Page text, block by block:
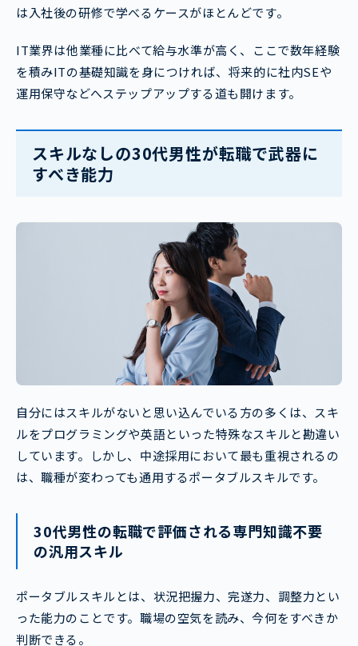
は入社後の研修で学べるケースがほとんどです。
IT業界は他業種に比べて給与水準が高く、ここで数年経験
を積みITの基礎知識を身につければ、将来的に社内SEや
運用保守などへステップアップする道も開けます。
スキルなしの30代男性が転職で武器に
すべき能力
自分にはスキルがないと思い込んでいる方の多くは、スキ
ルをプログラミングや英語といった特殊なスキルと勘違い
しています。しかし、中途採用において最も重視されるの
は、職種が変わっても通用するポータブルスキルです。
30代男性の転職で評価される専門知識不要
の汎用スキル
ポータブルスキルとは、状況把握力、完遂力、調整力とい
った能力のことです。職場の空気を読み、今何をすべきか
判断できる。